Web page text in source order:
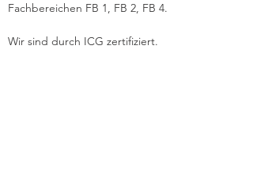
Fachbereichen FB 1, FB 2, FB 4.
Wir sind durch ICG zertifiziert.